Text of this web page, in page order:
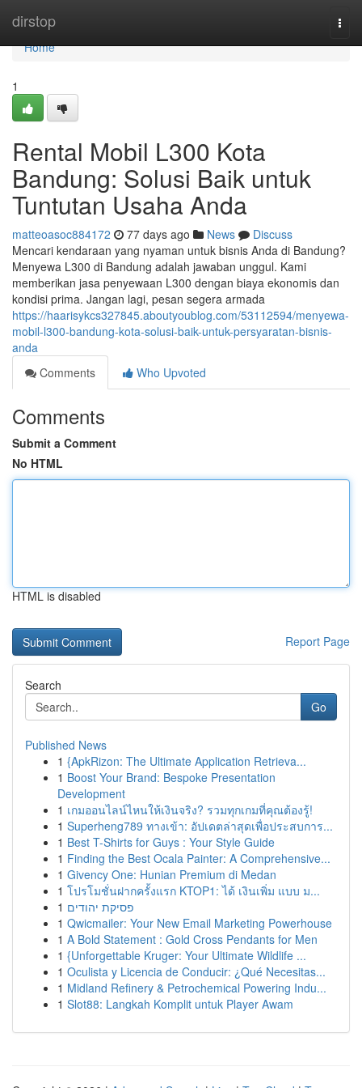
dirstop
Home
Home
1
Rental Mobil L300 Kota
Bandung: Solusi Baik untuk
Tuntutan Usaha Anda
matteoasoc884172 77 days ago News
Discuss
Mencari kendaraan yang nyaman untuk bisnis Anda di Bandung?
Menyewa L300 di Bandung adalah jawaban unggul. Kami
memberikan jasa penyewaan L300 dengan biaya ekonomis dan
kondisi prima. Jangan lagi, pesan segera armada
https://haarisykcs327845.aboutyoublog.com/53112594/menyewa-
mobil-l300-bandung-kota-solusi-baik-untuk-persyaratan-bisnis-
anda
Comments
Who Upvoted
Comments
Submit a Comment
No HTML
HTML is disabled
Report Page
Search
Go
Published News
1 {ApkRizon: The Ultimate Application Retrieva...
1 Boost Your Brand: Bespoke Presentation
Development
1 เกมออนไลน์ไหนให้เงินจริง? รวมทุกเกมที่คุณต้องรู้!
1 Superheng789 ทางเข้า: อัปเดตล่าสุดเพื่อประสบการ...
1 Best T-Shirts for Guys : Your Style Guide
1 Finding the Best Ocala Painter: A Comprehensive...
1 Givency One: Hunian Premium di Medan
1 โปรโมชั่นฝากครั้งแรก KTOP1: ได้ เงินเพิ่ม แบบ ม...
1 פסיקת יהודים
1 Qwicmailer: Your New Email Marketing Powerhouse
1 A Bold Statement : Gold Cross Pendants for Men
1 {Unforgettable Kruger: Your Ultimate Wildlife ...
1 Oculista y Licencia de Conducir: ¿Qué Necesitas...
1 Midland Refinery & Petrochemical Powering Indu...
1 Slot88: Langkah Komplit untuk Player Awam